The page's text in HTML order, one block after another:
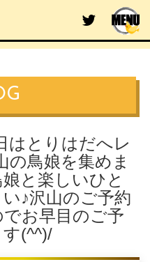
はとりはだへレ
の鳥娘を集めま
と楽しいひと
♪沢山のご予約
お早目のご予
(^^)/